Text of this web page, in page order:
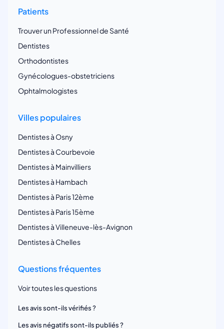
Patients
Trouver un Professionnel de Santé
Dentistes
Orthodontistes
Gynécologues-obstetriciens
Ophtalmologistes
Villes populaires
Dentistes à Osny
Dentistes à Courbevoie
Dentistes à Mainvilliers
Dentistes à Hambach
Dentistes à Paris 12ème
Dentistes à Paris 15ème
Dentistes à Villeneuve-lès-Avignon
Dentistes à Chelles
Questions fréquentes
Voir toutes les questions
Les avis sont-ils vérifiés ?
Les avis négatifs sont-ils publiés ?